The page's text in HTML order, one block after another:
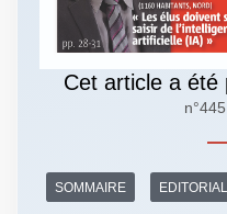
Cet article a été
SOMMAIRE EDITORIAL